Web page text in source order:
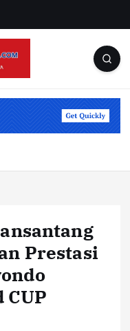
Prestasi